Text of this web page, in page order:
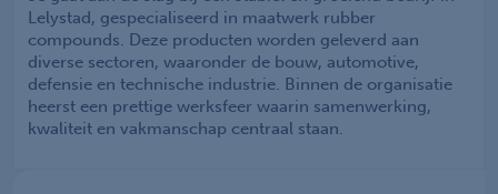
Lelystad, gespecialiseerd in maatwerk rubber
compounds. Deze producten worden geleverd aan
diverse sectoren, waaronder de bouw, automotive,
defensie en technische industrie. Binnen de organisatie
heerst een prettige werksfeer waarin samenwerking,
kwaliteit en vakmanschap centraal staan.